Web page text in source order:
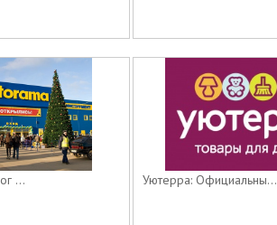
... Уютерра: Официальны...